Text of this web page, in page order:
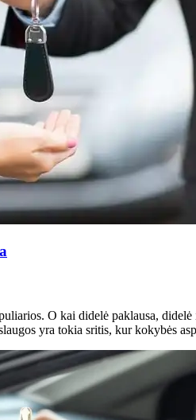
O kai didelė paklausa,
yra tokia sritis, kur kokybės